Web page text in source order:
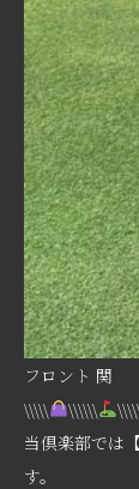
フロント 関
\\\\\
\\\\\\
当倶楽部では
す。